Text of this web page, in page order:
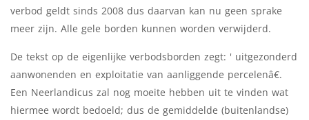
verbod geldt sinds 2008 dus daarvan kan nu geen sprake
meer zijn. Alle gele borden kunnen worden verwijderd.
De tekst op de eigenlijke verbodsborden zegt: ' uitgezonderd
aanwonenden en exploitatie van aanliggende percelenâ€.
Een Neerlandicus zal nog moeite hebben uit te vinden wat
hiermee wordt bedoeld; dus de gemiddelde (buitenlandse)